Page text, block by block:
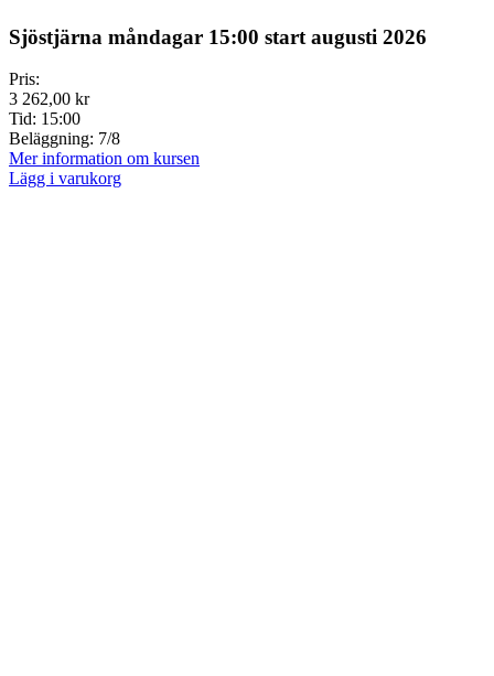
Sjöstjärna måndagar 15:00 start augusti 2026
Pris:
3 262,00 kr
Tid: 15:00
Beläggning: 7/8
Mer information om kursen
Lägg i varukorg